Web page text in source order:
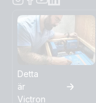
Detta
är
Victron